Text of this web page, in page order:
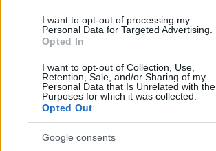
I want to opt-out of processing my
Personal Data for Targeted Advertising.
Opted In
I want to opt-out of Collection, Use,
Retention, Sale, and/or Sharing of my
Personal Data that Is Unrelated with the
Purposes for which it was collected.
Opted Out
Google consents